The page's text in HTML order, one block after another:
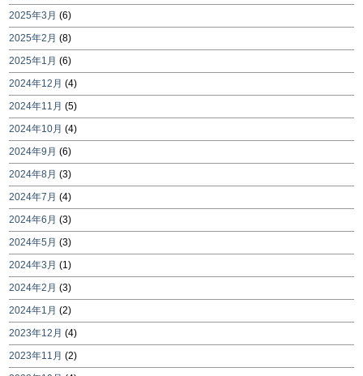
2025年3月 (6)
2025年2月 (8)
2025年1月 (6)
2024年12月 (4)
2024年11月 (5)
2024年10月 (4)
2024年9月 (6)
2024年8月 (3)
2024年7月 (4)
2024年6月 (3)
2024年5月 (3)
2024年3月 (1)
2024年2月 (3)
2024年1月 (2)
2023年12月 (4)
2023年11月 (2)